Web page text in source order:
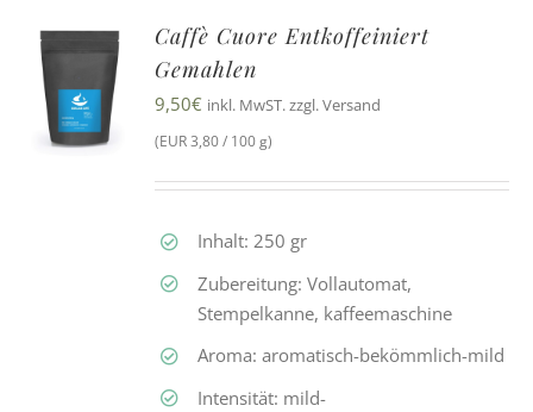
Caffè Cuore Entkoffeiniert
Gemahlen
9,50€ inkl. MwST. zzgl. Versand
(EUR 3,80 / 100 g)
Inhalt: 250 gr
Zubereitung: Vollautomat,
Stempelkanne, kaffeemaschine
Aroma: aromatisch-bekömmlich-mild
Intensität: mild-